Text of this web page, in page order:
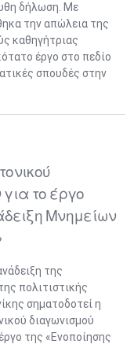
δήλωση. Με
την απώλεια της
καθηγήτριας
έργο στο πεδίο
σπουδές στην
το έργο
Μνημείων
της
πολιτιστικής
σηματοδοτεί η
διαγωνισμού
της «Ενοποίησης